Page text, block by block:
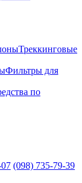
Треккинговые
Фильтры для
по
(098) 735-79-39